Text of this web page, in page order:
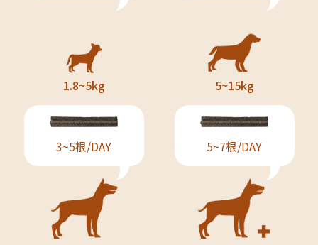
1.8~5kg 5~15kg
3~5根/DAY 5~7根/DAY